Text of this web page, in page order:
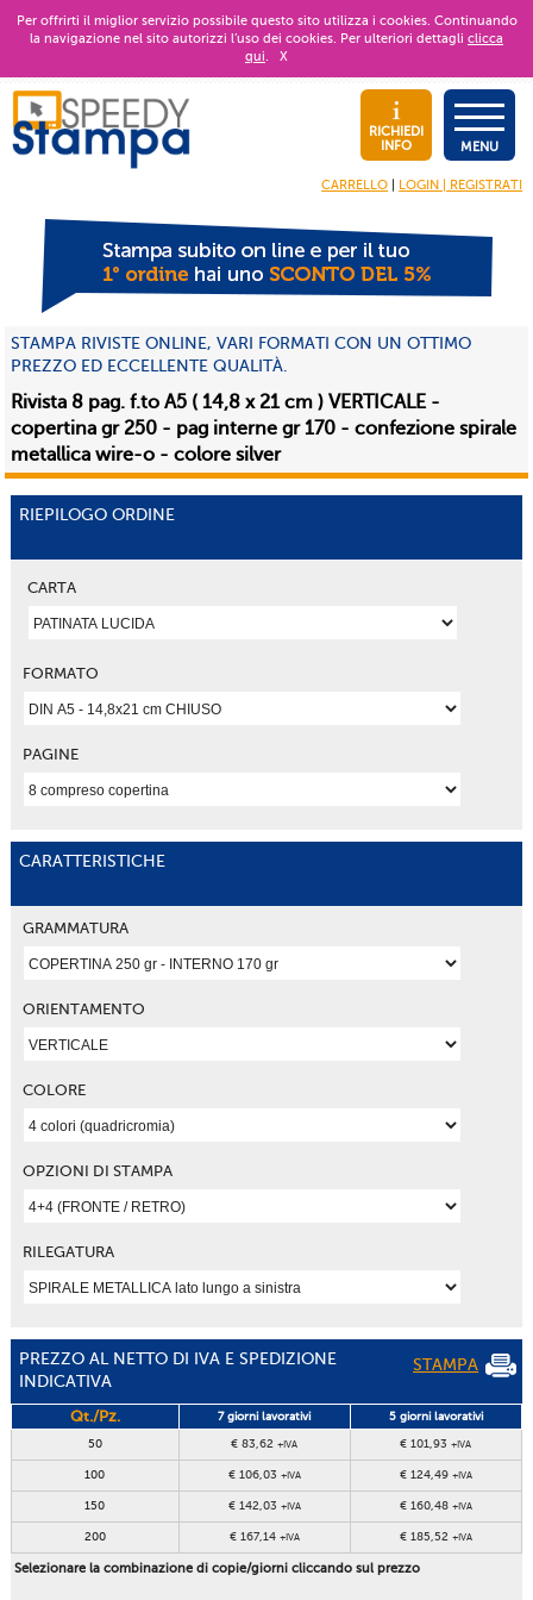
Per offrirti il miglior servizio possibile questo sito utilizza i cookies. Continuando
la navigazione nel sito autorizzi l’uso dei cookies. Per ulteriori dettagli clicca
qui. X
RICHIEDI
INFO
MENU
CARRELLO LOGIN | REGISTRATI
STAMPA RIVISTE ONLINE, VARI FORMATI CON UN OTTIMO
PREZZO ED ECCELLENTE QUALITÀ.
Rivista 8 pag. f.to A5 ( 14,8 x 21 cm ) VERTICALE -
copertina gr 250 - pag interne gr 170 - confezione spirale
metallica wire-o - colore silver
RIEPILOGO ORDINE
CARTA
FORMATO
PAGINE
CARATTERISTICHE
GRAMMATURA
ORIENTAMENTO
COLORE
OPZIONI DI STAMPA
RILEGATURA
PREZZO AL NETTO DI IVA E SPEDIZIONE
INDICATIVA
STAMPA
Qt./Pz. 7 giorni lavorativi 5 giorni lavorativi
50 € 83,62+IVA € 101,93+IVA
100 € 106,03 +IVA € 124,49 +IVA
150 € 142,03 +IVA € 160,48 +IVA
200 € 167,14 +IVA € 185,52 +IVA
Selezionare la combinazione di copie/giorni cliccando sul prezzo